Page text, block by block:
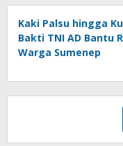
Kaki Palsu hingga
Bakti TNI AD Bantu
Warga Sumenep